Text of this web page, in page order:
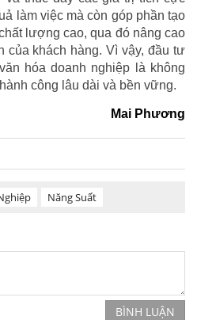
làm việc mà còn góp phần tạo
lượng cao, qua đó nâng cao
của khách hàng. Vì vậy, đầu tư
hóa doanh nghiệp là không
công lâu dài và bền vững.
Mai Phương
Năng Suất
BÌNH LUẬN